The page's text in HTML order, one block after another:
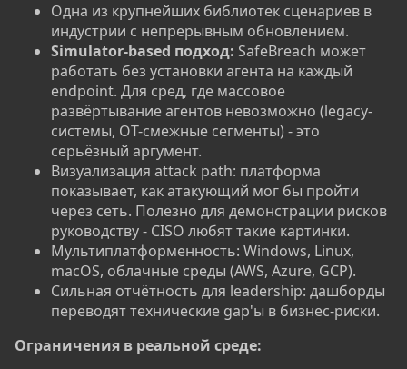
Одна из крупнейших библиотек сценариев в
индустрии с непрерывным обновлением.
Simulator-based подход: SafeBreach может
работать без установки агента на каждый
endpoint. Для сред, где массовое
развёртывание агентов невозможно (legacy-
системы, OT-смежные сегменты) - это
серьёзный аргумент.
Визуализация attack path: платформа
показывает, как атакующий мог бы пройти
через сеть. Полезно для демонстрации рисков
руководству - CISO любят такие картинки.
Мультиплатформенность: Windows, Linux,
macOS, облачные среды (AWS, Azure, GCP).
Сильная отчётность для leadership: дашборды
переводят технические gap'ы в бизнес-риски.
Ограничения в реальной среде: